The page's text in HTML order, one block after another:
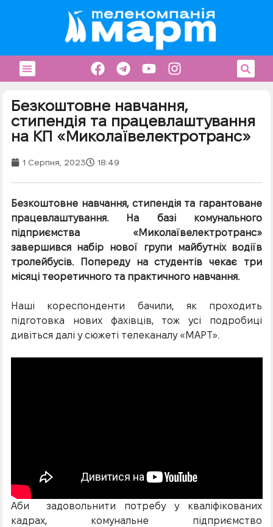
Безкоштовне навчання,
стипендія та працевлаштування
на КП «Миколаївелектротранс»
1 Серпня, 2023 18:49
Безкоштовне навчання, стипендія та гарантоване
працевлаштування. На базі комунального
підприємства «Миколаївелектротранс»
завершився набір нової групи майбутніх водіїв
тролейбусів. Попереду на студентів чекає три
місяці теоретичного та практичного навчання.
Наші кореспонденти бачили, як проходить
підготовка нових фахівців, тож усі подробиці
дивіться далі у сюжеті телеканалу «МАРТ».
Аби задовольнити потребу у кваліфікованих
кадрах, комунальне підприємство